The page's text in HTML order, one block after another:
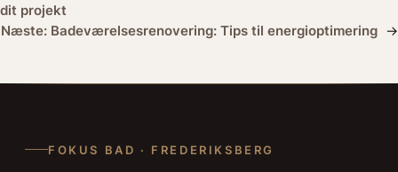
dit projekt
Næste: Badeværelsesrenovering: Tips til energioptimering →
FOKUS BAD · FREDERIKSBERG